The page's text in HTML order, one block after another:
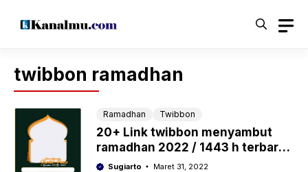
twibbon ramadhan
Ramadhan Twibbon
20+ Link twibbon menyambut
ramadhan 2022 / 1443 h terbaru,
gratis
Sugiarto Maret 31, 2022